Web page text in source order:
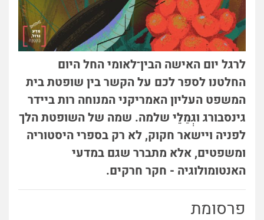
לרגל יום האישה הבין־לאומי החל היום
החלטנו לספר לכם על הקשר בין שופטת בית
המשפט העליון האמריקני המנוחה רות ביידר
גינסבורג וגְּמַלֵּי שלמה. שמה של השופטת הלך
לפניה ויישאר חקוק, לא רק בספרי היסטוריה
ומשפטים, אלא מתברר שגם במדעי
האנטומולוגיה - חקר חרקים.
פרסומת